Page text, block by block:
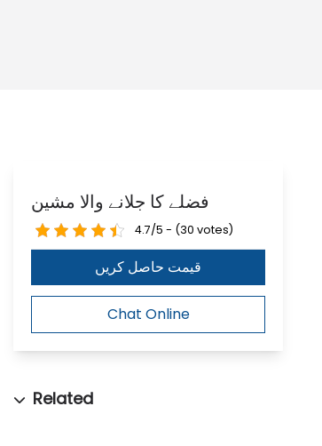
فضلے کا جلانے والا مشین
4.7/5 - (30 votes)
قیمت حاصل کریں
Chat Online